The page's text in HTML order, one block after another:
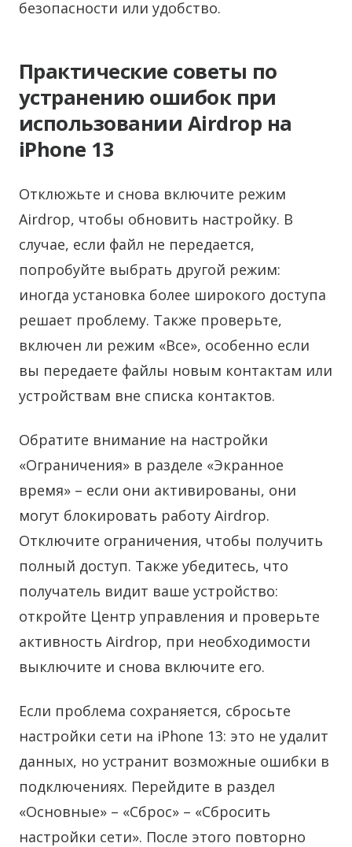
безопасности или удобство.
Практические советы по
устранению ошибок при
использовании Airdrop на
iPhone 13
Отклюжьте и снова включите режим
Airdrop, чтобы обновить настройку. В
случае, если файл не передается,
попробуйте выбрать другой режим:
иногда установка более широкого доступа
решает проблему. Также проверьте,
включен ли режим «Все», особенно если
вы передаете файлы новым контактам или
устройствам вне списка контактов.
Обратите внимание на настройки
«Ограничения» в разделе «Экранное
время» – если они активированы, они
могут блокировать работу Airdrop.
Отключите ограничения, чтобы получить
полный доступ. Также убедитесь, что
получатель видит ваше устройство:
откройте Центр управления и проверьте
активность Airdrop, при необходимости
выключите и снова включите его.
Если проблема сохраняется, сбросьте
настройки сети на iPhone 13: это не удалит
данных, но устранит возможные ошибки в
подключениях. Перейдите в раздел
«Основные» – «Сброс» – «Сбросить
настройки сети». После этого повторно